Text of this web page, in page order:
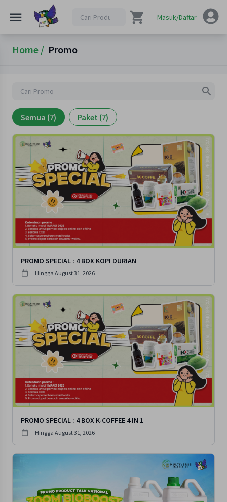
Masuk/Daftar
Home / Promo
Semua (7) Paket (7)
PROMO SPECIAL : 4 BOX KOPI DURIAN
Hingga August 31, 2026
PROMO SPECIAL : 4 BOX K-COFFEE 4 IN 1
Hingga August 31, 2026